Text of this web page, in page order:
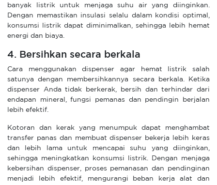
banyak listrik untuk menjaga suhu air yang diinginkan.
Dengan memastikan insulasi selalu dalam kondisi optimal,
konsumsi listrik dapat diminimalkan, sehingga lebih hemat
energi dan biaya.
4. Bersihkan secara berkala
Cara menggunakan dispenser agar hemat listrik salah
satunya dengan membersihkannya secara berkala. Ketika
dispenser Anda tidak berkerak, bersih dan terhindar dari
endapan mineral, fungsi pemanas dan pendingin berjalan
lebih efektif.
Kotoran dan kerak yang menumpuk dapat menghambat
transfer panas dan membuat dispenser bekerja lebih keras
dan lebih lama untuk mencapai suhu yang diinginkan,
sehingga meningkatkan konsumsi listrik. Dengan menjaga
kebersihan dispenser, proses pemanasan dan pendinginan
menjadi lebih efektif, mengurangi beban kerja alat dan